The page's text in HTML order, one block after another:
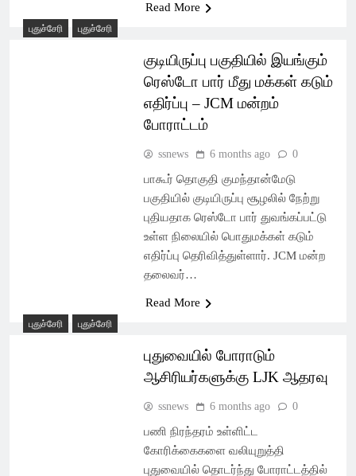
Read More
புதுச்சேரி புதுச்சேரி
குடியிருப்பு பகுதியில் இயங்கும்
ரெஸ்டோ பார் மீது மக்கள் கடும்
எதிர்ப்பு – JCM மன்றம்
போராட்டம்
ssnews 6 months ago 0
பாகூர் தொகுதி குமந்தான்மேடு
பகுதியில் குடியிருப்பு சூழலில் நேற்று
புதியதாக ரெஸ்டோ பார் துவங்கப்பட்டு
உள்ள நிலையில் பொதுமக்கள் கடும்
எதிர்ப்பு தெரிவித்துள்ளார். JCM மன்ற
தலைவர்…
Read More
புதுச்சேரி புதுச்சேரி
புதுவையில் போராடும்
ஆசிரியர்களுக்கு LJK ஆதரவு
ssnews 6 months ago 0
பணி நிரந்தரம் உள்ளிட்ட
கோரிக்கைகளை வலியுறுத்தி
புதுவையில் தொடர்ந்து போராட்டத்தில்